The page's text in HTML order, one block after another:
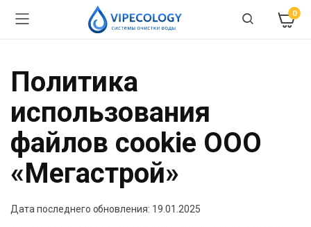
0
Политика
использования
файлов cookie ООО
«Мегастрой»
Дата последнего обновления: 19.01.2025